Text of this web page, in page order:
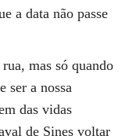
a data não passe
mas só quando
ser a nossa
das vidas
de Sines voltar